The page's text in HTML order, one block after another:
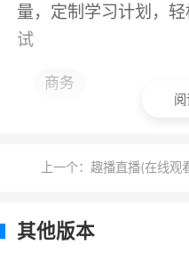
量，定制学习计划，
试
2、它的页面简洁
是特地为考经济师的
商务
上一个：趣播直播(在线观
其他版本